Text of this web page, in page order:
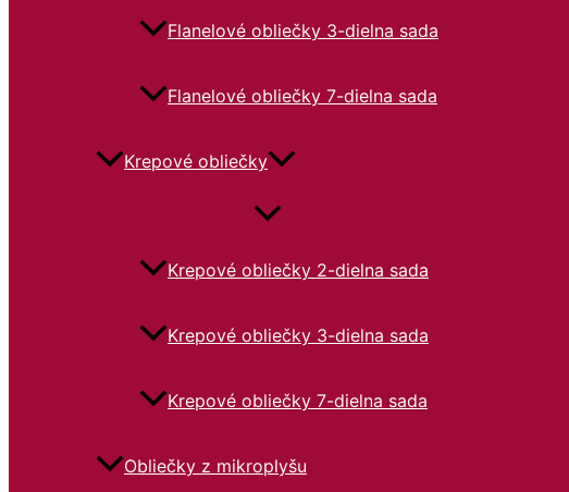
Flanelové obliečky 3-dielna sada
Flanelové obliečky 7-dielna sada
Krepové obliečky
Krepové obliečky 2-dielna sada
Krepové obliečky 3-dielna sada
Krepové obliečky 7-dielna sada
Obliečky z mikroplyšu